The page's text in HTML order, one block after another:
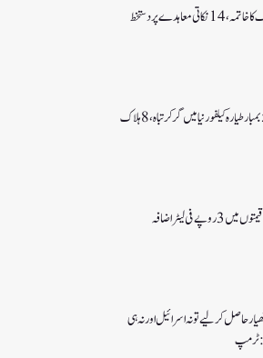
معاہدے پر دستخط
فی لیٹر اضافہ
حاصل کرلیے تو نہ اسرائیل اور نہ ہی